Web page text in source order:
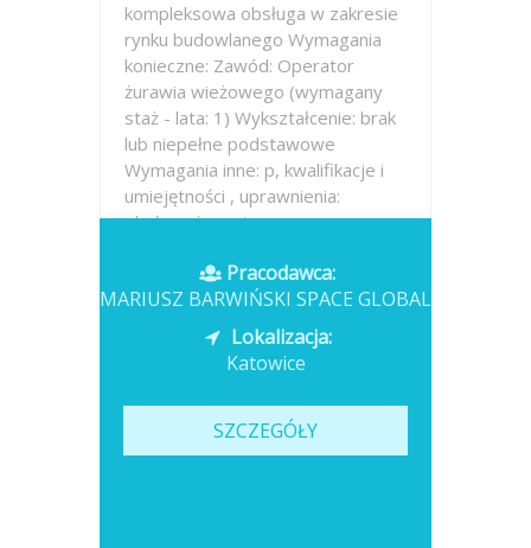
kompleksowa obsługa w zakresie
rynku budowlanego Wymagania
konieczne: Zawód: Operator
żurawia wieżowego (wymagany
staż - lata: 1) Wykształcenie: brak
lub niepełne podstawowe
Wymagania inne: p, kwalifikacje i
umiejętności , uprawnienia:
obsługa żurawia...
Opublikowano: wczoraj
Pracodawca:
MARIUSZ BARWIŃSKI SPACE GLOBAL
Lokalizacja:
Katowice
SZCZEGÓŁY